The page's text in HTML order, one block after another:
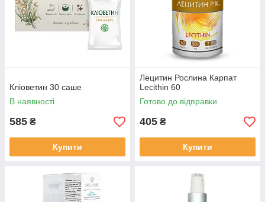
Кліоветин 30 саше
В наявності
585 ₴
Купити
Лецитин Рослина Карпат
Lecithin 60
Готово до відправки
405 ₴
Купити